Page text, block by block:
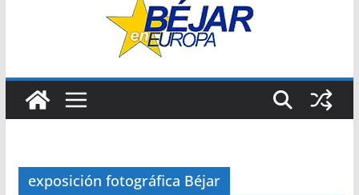
exposición fotográfica Béjar